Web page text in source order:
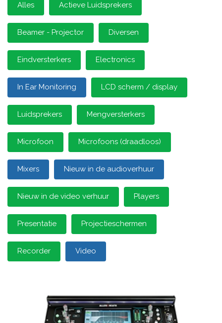
Alles Actieve Luidsprekers
Beamer - Projector Diversen
Eindversterkers Electronics
In Ear Monitoring LCD scherm / display
Luidsprekers Mengversterkers
Microfoon Microfoons (draadloos)
Mixers Nieuw in de audioverhuur
Nieuw in de video verhuur Players
Presentatie Projectieschermen
Recorder Video